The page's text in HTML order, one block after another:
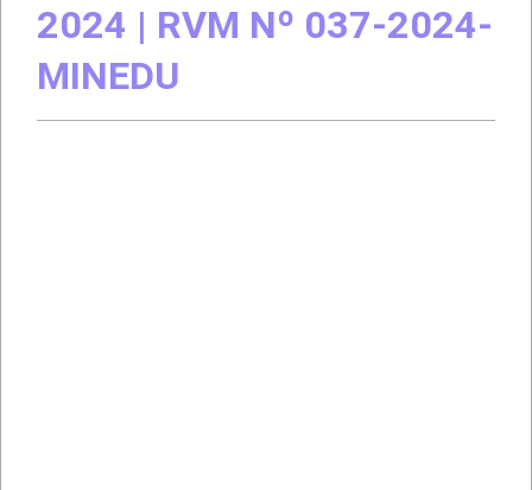
2024 | RVM Nº 037-2024-
MINEDU